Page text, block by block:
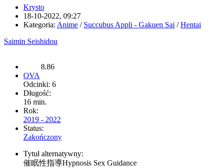
Krysto
18-10-2022, 09:27
Kategoria: Anime / Succubus Appli - Gakuen Sai /Hentai
Saimin Seishidou
8.86
OVA
Odcinki: 6
Długość:
16 min.
Rok:
2019 - 2022
Status:
Zakończony
Tytuł alternatywny:
催眠性指導Hypnosis Sex Guidance